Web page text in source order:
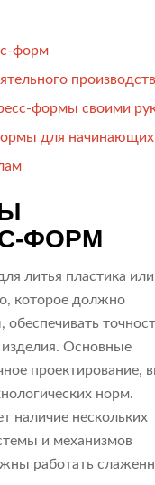
форм
формы своими
для начинающих
ФОРМ
литья пластика или
которое должно
изделия. Основные
проектирование,
норм.
наличие нескольких
и механизмов
работать